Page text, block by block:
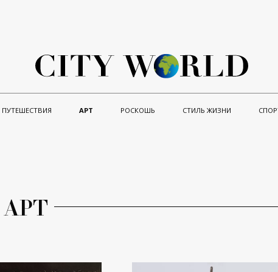
ПУТЕШЕСТВИЯ АРТ РОСКОШЬ СТИЛЬ ЖИЗНИ
АРТ